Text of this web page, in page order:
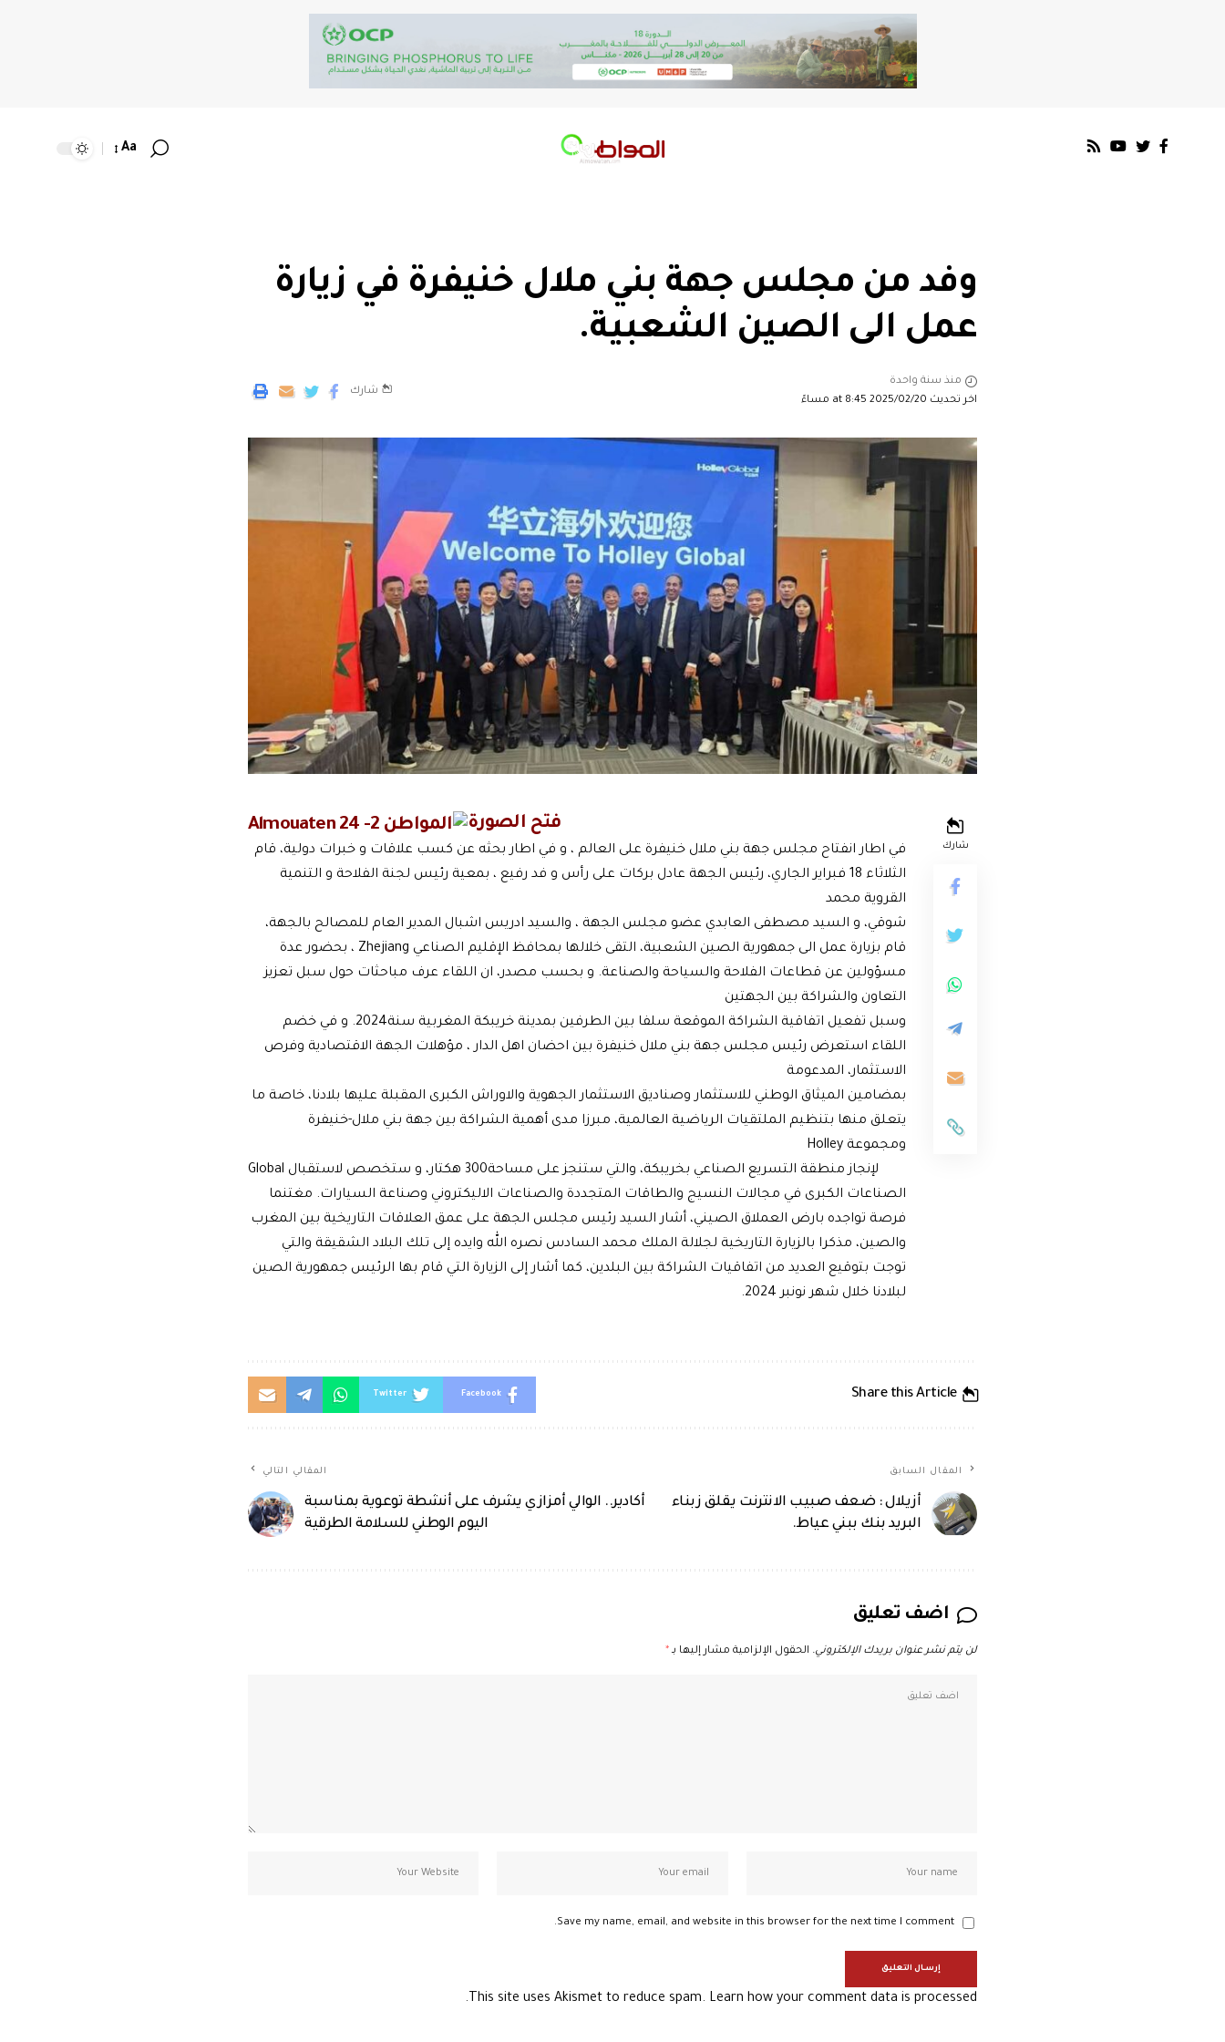
Aa
وفد من مجلس جهة بني ملال خنيفرة في زيارة
عمل الى الصين الشعبية.
اخر تحديث 2025/02/20 at 8:45 مساءً
منذ سنة واحدة
شارك
شارك
Almouaten 24 -المواطن 2
في اطار انفتاح مجلس جهة بني ملال خنيفرة على العالم ، و في اطار بحثه عن كسب علاقات و خبرات دولية، قام
الثلاثاء 18 فبراير الجاري، رئيس الجهة عادل بركات على رأس و فد رفيع ، بمعية رئيس لجنة الفلاحة و التنمية
القروية محمد
شوقي، و السيد مصطفى العابدي عضو مجلس الجهة ، والسيد ادريس اشبال المدير العام للمصالح بالجهة،
قام بزيارة عمل الى جمهورية الصين الشعبية، التقى خلالها بمحافظ الإقليم الصناعي Zhejiang ، بحضور عدة
مسؤولين عن قطاعات الفلاحة والسياحة والصناعة. و بحسب مصدر، ان اللقاء عرف مباحثات حول سبل تعزيز
التعاون والشراكة بين الجهتين
وسبل تفعيل اتفاقية الشراكة الموقعة سلفا بين الطرفين بمدينة خريبكة المغربية سنة2024. و في خضم
اللقاء استعرض رئيس مجلس جهة بني ملال خنيفرة بين احضان اهل الدار ، مؤهلات الجهة الاقتصادية وفرص
الاستثمار، المدعومة
بمضامين الميثاق الوطني للاستثمار وصناديق الاستثمار الجهوية والاوراش الكبرى المقبلة عليها بلادنا، خاصة ما
يتعلق منها بتنظيم الملتقيات الرياضية العالمية، مبرزا مدى أهمية الشراكة بين جهة بني ملال-خنيفرة
ومجموعة Holley
Global لإنجاز منطقة التسريع الصناعي بخريبكة، والتي ستنجز على مساحة300 هكتار، و ستخصص لاستقبال
الصناعات الكبرى في مجالات النسيج والطاقات المتجددة والصناعات الاليكتروني وصناعة السيارات. مغتنما
فرصة تواجده بارض العملاق الصيني، أشار السيد رئيس مجلس الجهة على عمق العلاقات التاريخية بين المغرب
والصين، مذكرا بالزيارة التاريخية لجلالة الملك محمد السادس نصره الله وايده إلى تلك البلاد الشقيقة والتي
توجت بتوقيع العديد من اتفاقيات الشراكة بين البلدين، كما أشار إلى الزيارة التي قام بها الرئيس جمهورية الصين
لبلادنا خلال شهر نونبر 2024.
Share this Article
Facebook
Twitter
المقال السابق
أزيلال : ضعف صبيب الانترنت يقلق زبناء
البريد بنك ببني عياط.
المقالي التالي
أكادير.. الوالي أمزازي يشرف على أنشطة توعوية بمناسبة
اليوم الوطني للسلامة الطرقية
اضف تعليق
لن يتم نشر عنوان بريدك الإلكتروني. الحقول الإلزامية مشار إليها بـ*
Save my name, email, and website in this browser for the next time I comment.
This site uses Akismet to reduce spam. Learn how your comment data is processed.